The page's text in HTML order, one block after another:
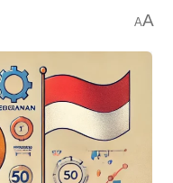
AA